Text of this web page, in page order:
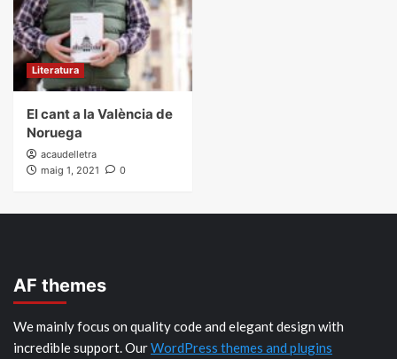
Literatura
El cant a la València de
Noruega
acaudelletra
maig 1, 2021
0
AF themes
We mainly focus on quality code and elegant design with
incredible support. OurWordPress themes and plugins